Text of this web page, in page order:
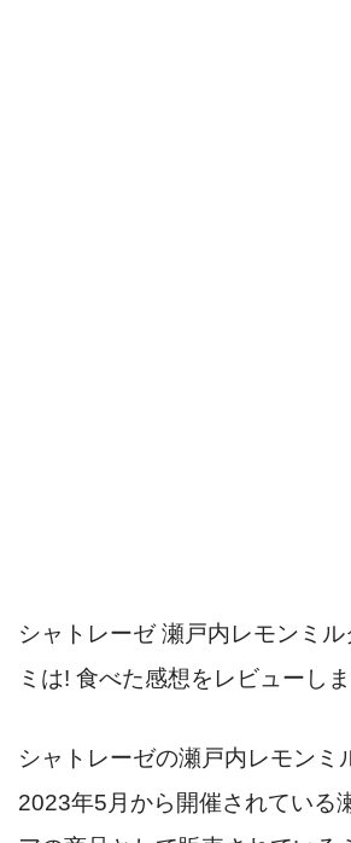
シャトレーゼ 瀬戸内レモンミ
ミは! 食べた感想をレビューしま
シャトレーゼの瀬戸内レモンミ
2023年5月から開催されている